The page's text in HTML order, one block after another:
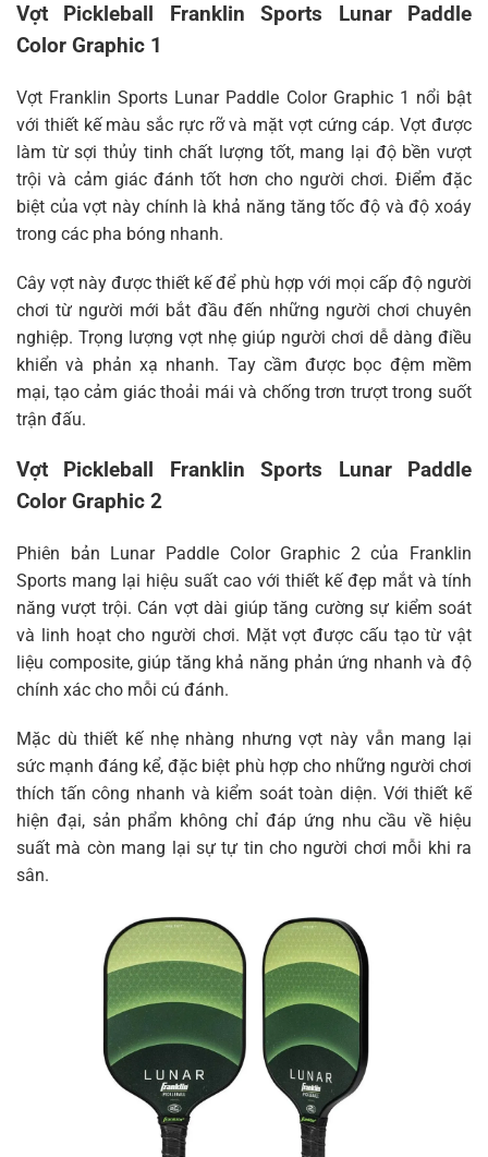
Vợt Pickleball Franklin Sports Lunar Paddle
Color Graphic 1
Vợt Franklin Sports Lunar Paddle Color Graphic 1 nổi bật
với thiết kế màu sắc rực rỡ và mặt vợt cứng cáp. Vợt được
làm từ sợi thủy tinh chất lượng tốt, mang lại độ bền vượt
trội và cảm giác đánh tốt hơn cho người chơi. Điểm đặc
biệt của vợt này chính là khả năng tăng tốc độ và độ xoáy
trong các pha bóng nhanh.
Cây vợt này được thiết kế để phù hợp với mọi cấp độ người
chơi từ người mới bắt đầu đến những người chơi chuyên
nghiệp. Trọng lượng vợt nhẹ giúp người chơi dễ dàng điều
khiển và phản xạ nhanh. Tay cầm được bọc đệm mềm
mại, tạo cảm giác thoải mái và chống trơn trượt trong suốt
trận đấu.
Vợt Pickleball Franklin Sports Lunar Paddle
Color Graphic 2
Phiên bản Lunar Paddle Color Graphic 2 của Franklin
Sports mang lại hiệu suất cao với thiết kế đẹp mắt và tính
năng vượt trội. Cán vợt dài giúp tăng cường sự kiểm soát
và linh hoạt cho người chơi. Mặt vợt được cấu tạo từ vật
liệu composite, giúp tăng khả năng phản ứng nhanh và độ
chính xác cho mỗi cú đánh.
Mặc dù thiết kế nhẹ nhàng nhưng vợt này vẫn mang lại
sức mạnh đáng kể, đặc biệt phù hợp cho những người chơi
thích tấn công nhanh và kiểm soát toàn diện. Với thiết kế
hiện đại, sản phẩm không chỉ đáp ứng nhu cầu về hiệu
suất mà còn mang lại sự tự tin cho người chơi mỗi khi ra
sân.